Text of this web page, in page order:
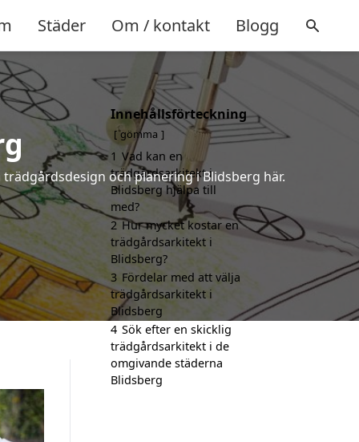
Städer Om / kontakt Blogg
och planering i Blidsberg här.
Innehållsförteckning
gömma
1 Vad kan en
trädgårdsarkitekt i
Blidsberg hjälpa till
med?
2 Hur mycket kostar en
trädgårdsarkitekt i
Blidsberg?
3 Fördelar med att välja
trädgårdsarkitekt i
Blidsberg
4 Sök efter en skicklig
trädgårdsarkitekt i de
omgivande städerna
Blidsberg